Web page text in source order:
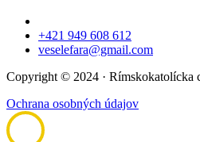
+421 949 608 612
veselefara@gmail.com
Copyright © 2024 · Rímskokatolícka
Ochrana osobných údajov